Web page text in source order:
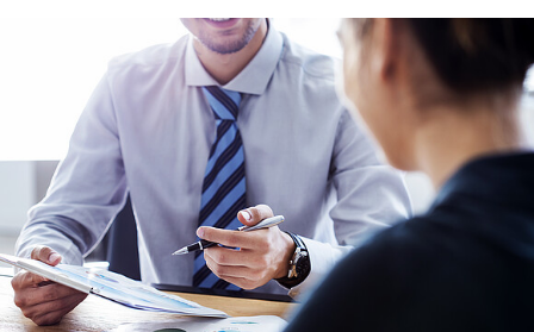
bestärkend zu führen, um erfolgreich
zusammenzuarbeiten, zeigt dieser Beitrag.